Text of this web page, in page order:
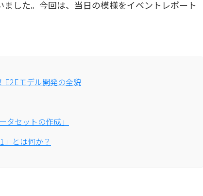
した。今回は、当日の模様をイベントレポート
E2Eモデル開発の全貌
タセットの作成」
」とは何か？